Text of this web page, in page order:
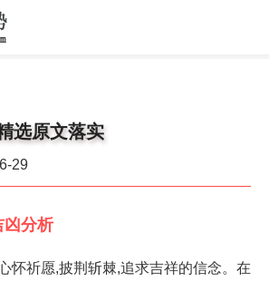
选原文落实
29
凶分析
怀祈愿,披荆斩棘,追求吉祥的信念。在